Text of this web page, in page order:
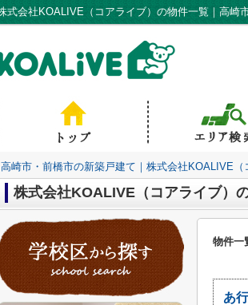
高崎市・前橋市の新築戸建て｜株式会社KOALIVE（
株式会社KOALIVE（コアライブ）
物件一
あ行